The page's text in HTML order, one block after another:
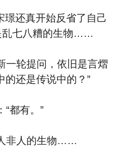
真开始反省了自己
乱七八糟的生物……
轮提问，依旧是言熠
的还是传说中的？”
都有。”
人的生物……